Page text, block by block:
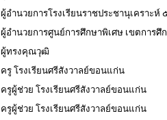
ผู้อำนวยการโรงเรียนราชประชานุเคราะ
ผู้อำนวยการศูนย์การศึกษาพิเศษ เขตการ
ผู้ทรงคุณวุฒิ
ครู โรงเรียนศรีสังวาลย์ขอนแก่น
ครูผู้ช่วย โรงเรียนศรีสังวาลย์ขอนแก่น
ครูผู้ช่วย โรงเรียนศรีสังวาลย์ขอนแก่น